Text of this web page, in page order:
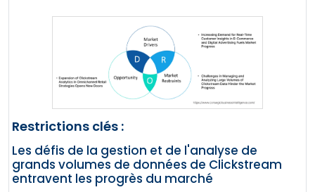
Restrictions clés :
Les défis de la gestion et de l'analyse de
grands volumes de données de Clickstream
entravent les progrès du marché